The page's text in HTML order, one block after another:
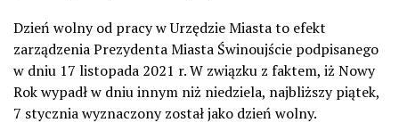
Dzień wolny od pracy w Urzędzie Miasta to efekt
zarządzenia Prezydenta Miasta Świnoujście podpisanego
w dniu 17 listopada 2021 r. W związku z faktem, iż Nowy
Rok wypadł w dniu innym niż niedziela, najbliższy piątek,
7 stycznia wyznaczony został jako dzień wolny.